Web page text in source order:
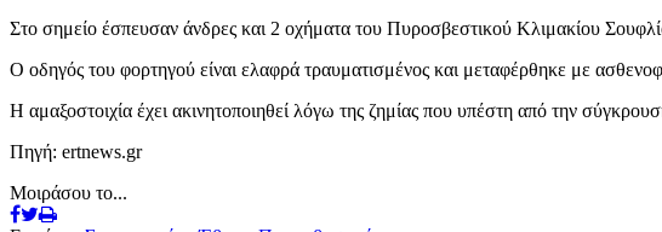
Στο σημείο έσπευσαν άνδρες και 2 οχήματα του Πυροσβεστικού Κλιμακίου
Ο οδηγός του φορτηγού είναι ελαφρά τραυματισμένος και μεταφέρθηκε με
Η αμαξοστοιχία έχει ακινητοποιηθεί λόγω της ζημίας που υπέστη από την
Πηγή: ertnews.gr
Μοιράσου το...